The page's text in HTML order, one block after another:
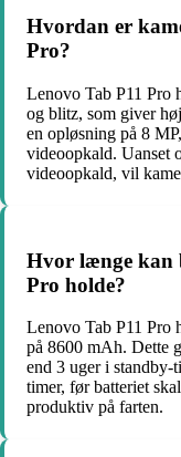
Hvordan er
Pro?
Lenovo Tab P11 Pro
og blitz, som giver
en opløsning på 8
videoopkald. Uanset
videoopkald, vil
Hvor længe kan
Pro holde?
Lenovo Tab P11 Pro
på 8600 mAh. Dette
end 3 uger i standby-
timer, før batteriet
produktiv på farten.